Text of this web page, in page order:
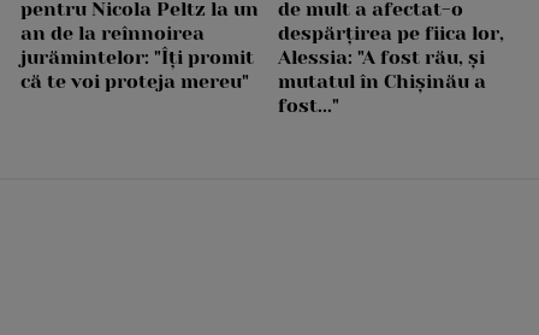
pentru Nicola Peltz la un
an de la reînnoirea
jurămintelor: "Îți promit
că te voi proteja mereu"
de mult a afectat-o
despărțirea pe fiica lor,
Alessia: "A fost rău, și
mutatul în Chișinău a
fost..."